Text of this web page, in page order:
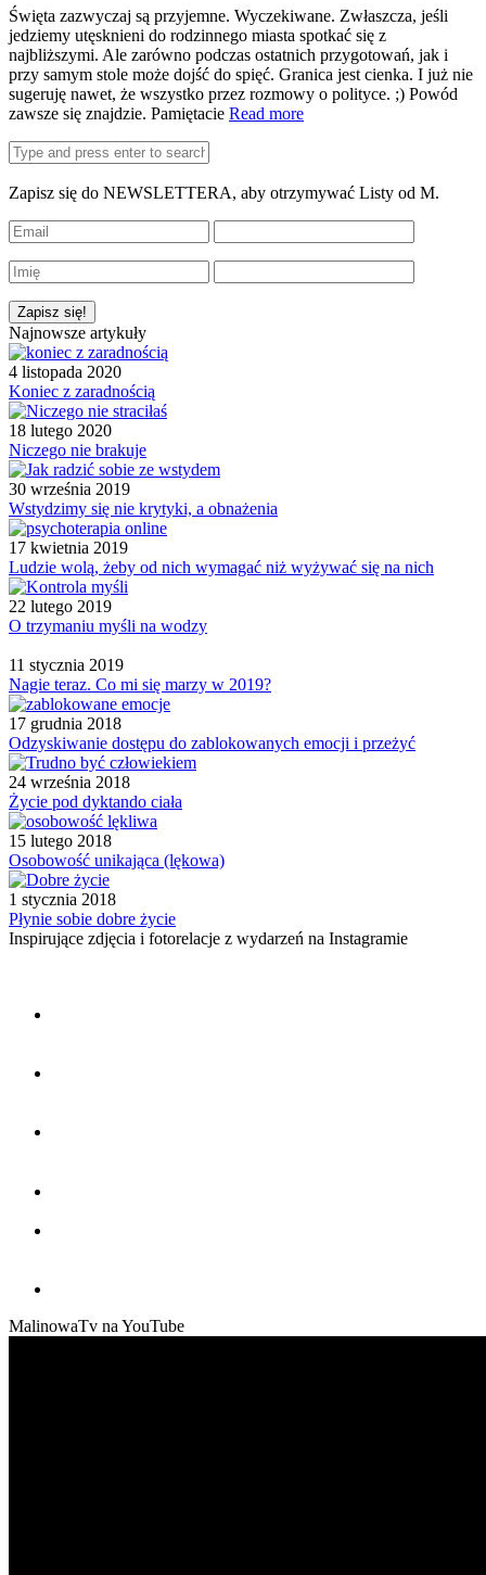
Święta zazwyczaj są przyjemne. Wyczekiwane. Zwłaszcza, jeśli
jedziemy utęsknieni do rodzinnego miasta spotkać się z
najbliższymi. Ale zarówno podczas ostatnich przygotowań, jak i
przy samym stole może dojść do spięć. Granica jest cienka. I już nie
sugeruję nawet, że wszystko przez rozmowy o polityce. ;) Powód
zawsze się znajdzie. Pamiętacie Read more
Zapisz się do NEWSLETTERA, aby otrzymywać Listy od M.
Najnowsze artykuły
4 listopada 2020
Koniec z zaradnością
18 lutego 2020
Niczego nie brakuje
30 września 2019
Wstydzimy się nie krytyki, a obnażenia
17 kwietnia 2019
Ludzie wolą, żeby od nich wymagać niż wyżywać się na nich
22 lutego 2019
O trzymaniu myśli na wodzy
11 stycznia 2019
Nagie teraz. Co mi się marzy w 2019?
17 grudnia 2018
Odzyskiwanie dostępu do zablokowanych emocji i przeżyć
24 września 2018
Życie pod dyktando ciała
15 lutego 2018
Osobowość unikająca (lękowa)
1 stycznia 2018
Płynie sobie dobre życie
Inspirujące zdjęcia i fotorelacje z wydarzeń na Instagramie
MalinowaTv na YouTube